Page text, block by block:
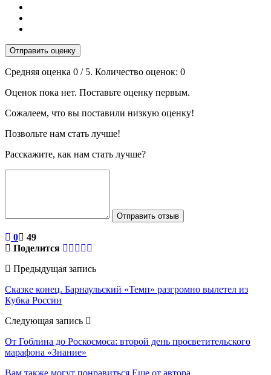
Отправить оценку
Средняя оценка 0 / 5. Количество оценок: 0
Оценок пока нет. Поставьте оценку первым.
Сожалеем, что вы поставили низкую оценку!
Позвольте нам стать лучше!
Расскажите, как нам стать лучше?
Отправить отзыв
0
49
Поделится
Предыдущая запись
Сказке конец. Барнаульский «Темп» разгромно вылетел из
Кубка России
Следующая запись
От Гоблина до Роскосмоса: второй день просветительского
марафона «Знание»
Вам также могут понравиться Еще от автора